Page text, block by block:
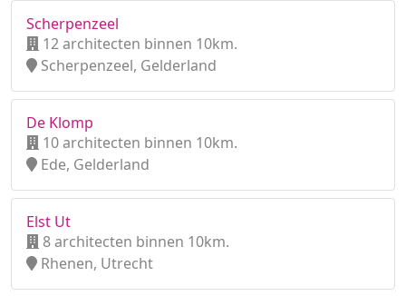
Scherpenzeel
12 architecten binnen 10km.
Scherpenzeel, Gelderland
De Klomp
10 architecten binnen 10km.
Ede, Gelderland
Elst Ut
8 architecten binnen 10km.
Rhenen, Utrecht